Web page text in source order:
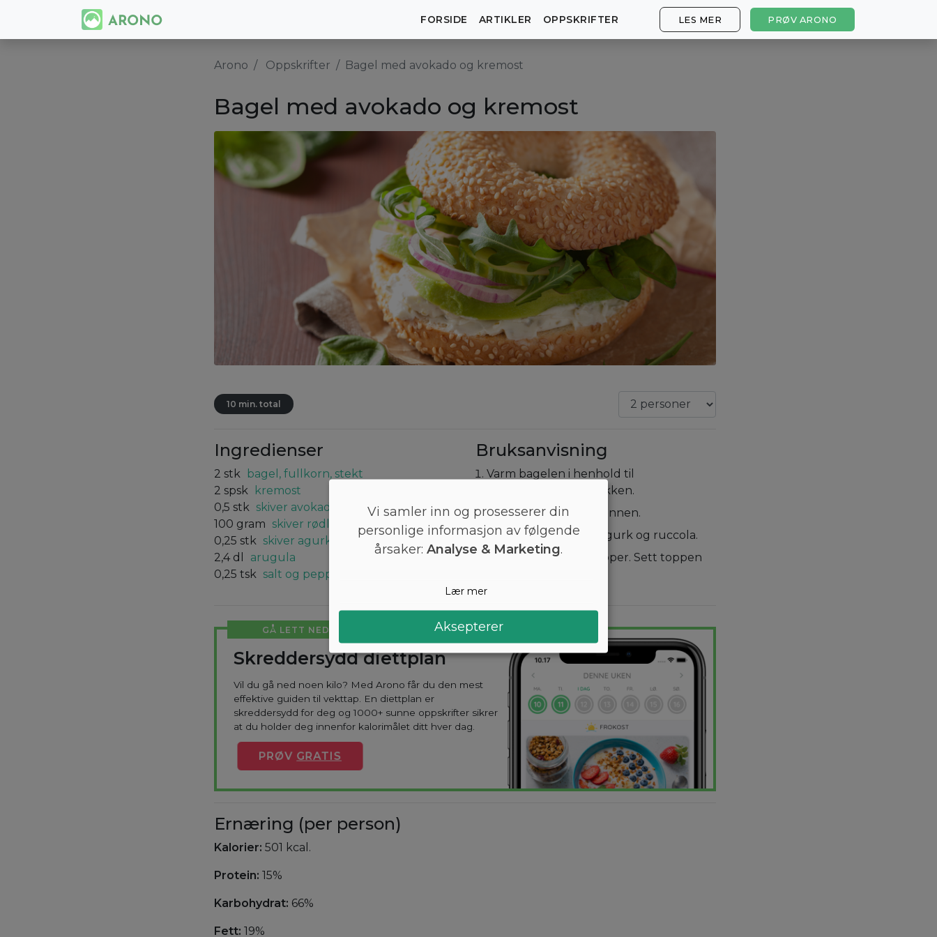
FORSIDE ARTIKLER OPPSKRIFTER LES MER PRØV ARONO
Arono Oppskrifter Bagel med avokado og kremost
Bagel med avokado og kremost
10 min. total
Ingredienser
2 stk
bagel, fullkorn, stekt
2 spsk
kremost
0,5 stk skiver avokado
100 gram skiver rødløk
0,25 stk skiver agurk
2,4 dl
arugula
0,25 tsk salt og pepper
Bruksanvisning
Varm bagelen i henhold til
instruksjonene på pakken.
Fordel kremost på bunnen.
Tilsett løk, avokado, agurk og ruccola.
Dryss over salt og pepper. Sett toppen
GÅ LETT NED I VEKT
Skreddersydd diettplan
Vil du gå ned noen kilo? Med Arono får du den mest
effektive guiden til vekttap. En diettplan er
skreddersydd for deg og 1000+ sunne oppskrifter sikrer
at du holder deg innenfor kalorimålet ditt hver dag.
PRØV GRATIS
Ernæring (per person)
Kalorier: 501 kcal.
Protein: 15%
Karbohydrat: 66%
Fett: 19%
Vi samler inn og prosesserer din
personlige informasjon av følgende
årsaker: Analyse & Marketing.
Lær mer
Aksepterer